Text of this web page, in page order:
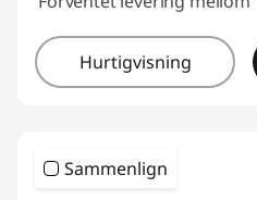
Hurtigvisning
Sammenlign